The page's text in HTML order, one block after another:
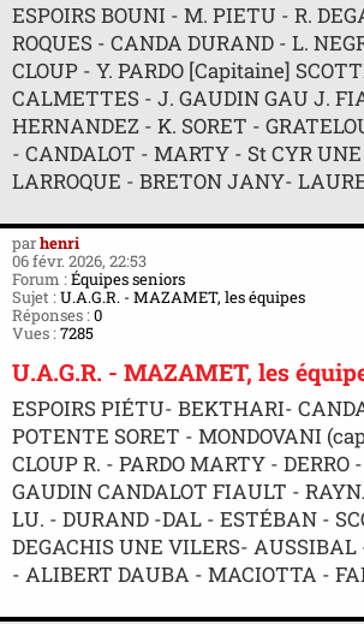
ESPOIRS BOUNI - M. PIETU - R.
ROQUES - CANDA DURAND - L.
CLOUP - Y. PARDO [Capitaine]
CALMETTES - J. GAUDIN GAU J.
HERNANDEZ - K. SORET -
- CANDALOT - MARTY - St CYR
LARROQUE - BRETON JANY-
parhenri
06 févr. 2026, 22:53
Forum :Équipes seniors
Sujet :U.A.G.R. - MAZAMET, les équipes
Réponses :0
Vues :7285
U.A.G.R. - MAZAMET, les
ESPOIRS PIÉTU- BEKTHARI-
POTENTE SORET - MONDOVANI
CLOUP R. - PARDO MARTY -
GAUDIN CANDALOT FIAULT -
LU. - DURAND -DAL - ESTÉBAN -
DEGACHIS UNE VILERS-
- ALIBERT DAUBA - MACIOTTA -